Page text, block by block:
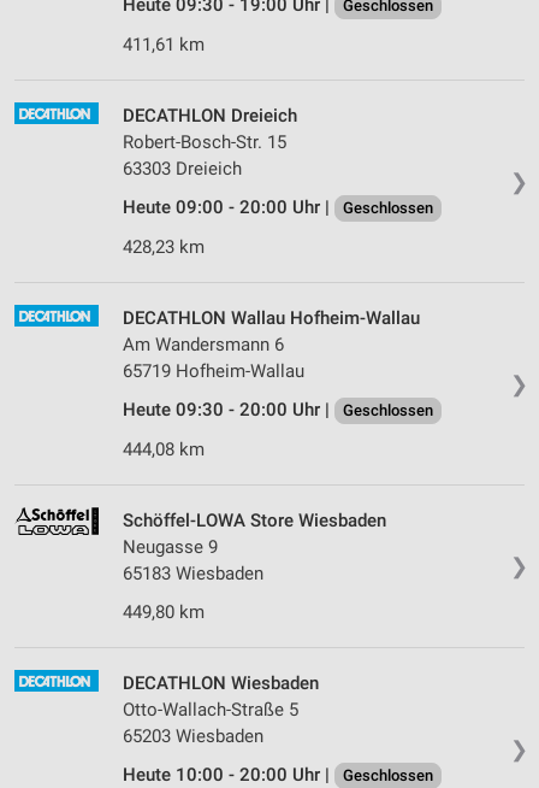
Heute 09:30 - 19:00 Uhr | Geschlossen
411,61 km
❯
DECATHLON Dreieich
Robert-Bosch-Str. 15
63303 Dreieich
Heute 09:00 - 20:00 Uhr |
Geschlossen
428,23 km
❯
DECATHLON Wallau Hofheim-Wallau
Am Wandersmann 6
65719 Hofheim-Wallau
Heute 09:30 - 20:00 Uhr |
Geschlossen
444,08 km
❯
Schöffel-LOWA Store Wiesbaden
Neugasse 9
65183 Wiesbaden
449,80 km
❯
DECATHLON Wiesbaden
Otto-Wallach-Straße 5
65203 Wiesbaden
Heute 10:00 - 20:00 Uhr |
Geschlossen